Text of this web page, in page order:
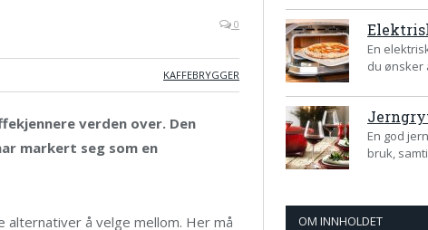
0
KAFFEBRYGGER
verden over. Den
markert seg som en
alternativer å velge mellom. Her må
En
du ønsker
En god
bruk,
OM INNHOLDET